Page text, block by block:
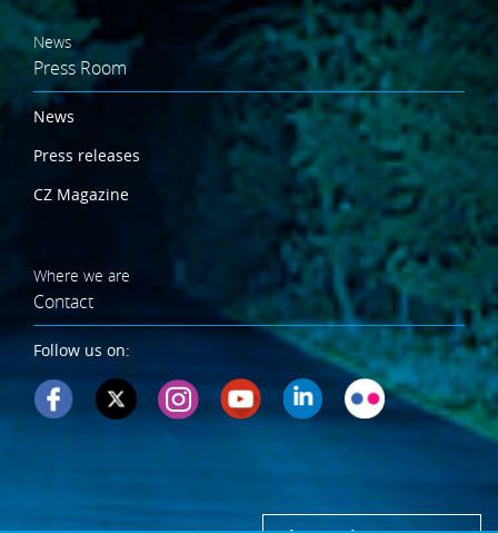
News
Press Room
News
Press releases
CZ Magazine
Where we are
Contact
Follow us on: